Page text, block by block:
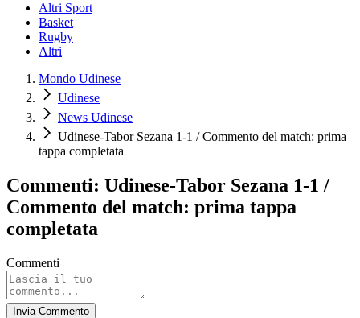
Altri Sport
Basket
Rugby
Altri
Mondo Udinese
Udinese
News Udinese
Udinese-Tabor Sezana 1-1 / Commento del match: prima
tappa completata
Commenti: Udinese-Tabor Sezana 1-1 /
Commento del match: prima tappa
completata
Commenti
Invia Commento